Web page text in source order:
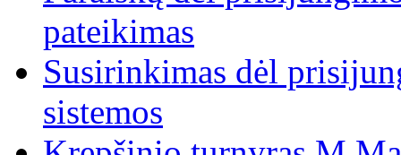
pateikimas
Susirinkimas dėl
sistemos